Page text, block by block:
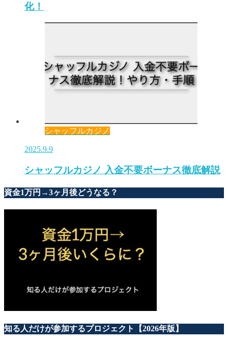
化！
シャッフルカジノ
2025.9.9
シャッフルカジノ 入金不要ボーナス徹底解説
資金1万円→3ヶ月後どうなる？
知る人だけが参加するプロジェクト【2026年版】